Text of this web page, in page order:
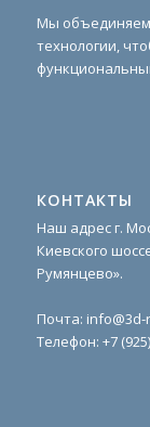
Мы
технологии,
КОНТАКТЫ
Наш адрес г.
Киевского
Румянцево».
Почта:
Телефон: +7